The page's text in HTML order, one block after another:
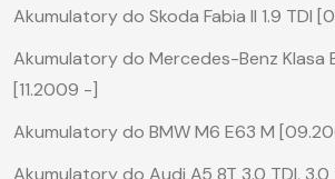
Akumulatory do Skoda Fabia II 1.9 TDI
Akumulatory do Mercedes-Benz Klasa
[11.2009 -]
Akumulatory do BMW M6 E63 M